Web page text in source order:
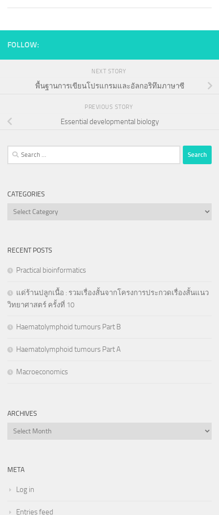
FOLLOW:
NEXT STORY
พื้นฐานการเขียนโปรแกรมและอัลกอริทึมภาษาซี
PREVIOUS STORY
Essential developmental biology
Search
for:
CATEGORIES
Categories
RECENT POSTS
Practical bioinformatics
แด่ร้านปลูกเนื้อ : รวมเรื่องสั้นจากโครงการประกวดเรื่องสั้นแนว
วิทยาศาสตร์ ครั้งที่ 10
Haematolymphoid tumours Part B
Haematolymphoid tumours Part A
Macroeconomics
ARCHIVES
Archives
META
Log in
Entries feed